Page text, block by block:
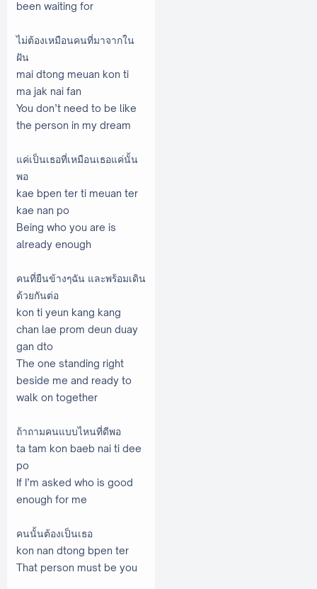
been waiting for
ไม่ต้องเหมือนคนที่มาจากใน
ฝัน
mai dtong meuan kon ti
ma jak nai fan
You don’t need to be like
the person in my dream
แค่เป็นเธอที่เหมือนเธอแค่นั้น
พอ
kae bpen ter ti meuan ter
kae nan po
Being who you are is
already enough
คนที่ยืนข้างๆฉัน และพร้อมเดิน
ด้วยกันต่อ
kon ti yeun kang kang
chan lae prom deun duay
gan dto
The one standing right
beside me and ready to
walk on together
ถ้าถามคนแบบไหนที่ดีพอ
ta tam kon baeb nai ti dee
po
If I’m asked who is good
enough for me
คนนั้นต้องเป็นเธอ
kon nan dtong bpen ter
That person must be you